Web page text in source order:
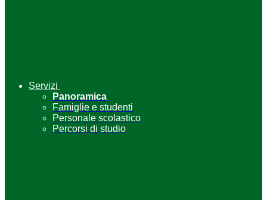
Servizi
Panoramica
Famiglie e studenti
Personale scolastico
Percorsi di studio